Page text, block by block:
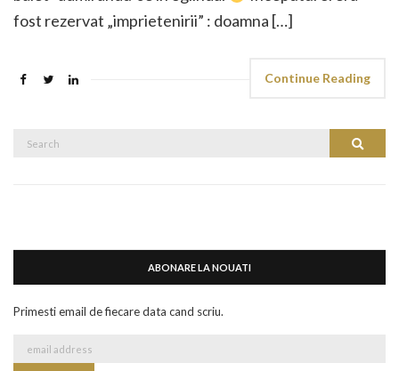
fost rezervat „imprietenirii” : doamna […]
Continue Reading
Search
ABONARE LA NOUATI
Primesti email de fiecare data cand scriu.